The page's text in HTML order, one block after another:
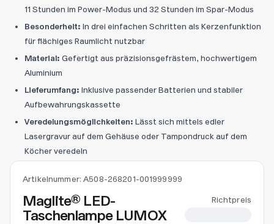
Artikelnummer:A508-268201-001999999
Maglite® LED-
Taschenlampe LUMOX
Richtpreis
11 Stunden im Power-Modus und 32 Stunden im Spar-Modus
Besonderheit: In drei einfachen Schritten als Kerzenfunktion
für flächiges Raumlicht nutzbar
Material: Gefertigt aus präzisionsgefrästem, hochwertigem
Aluminium
Lieferumfang: Inklusive passender Batterien und stabiler
Aufbewahrungskassette
Veredelungsmöglichkeiten: Lässt sich mittels edler
Lasergravur auf dem Gehäuse oder Tampondruck auf dem
Köcher veredeln